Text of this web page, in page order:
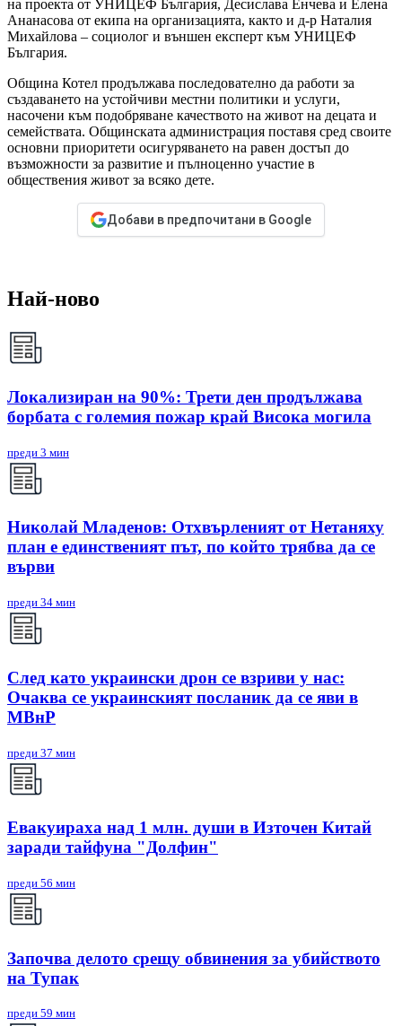
на проекта от УНИЦЕФ България, Десислава Енчева и Елена
Ананасова от екипа на организацията, както и д-р Наталия
Михайлова – социолог и външен експерт към УНИЦЕФ
България.
Община Котел продължава последователно да работи за
създаването на устойчиви местни политики и услуги,
насочени към подобряване качеството на живот на децата и
семействата. Общинската администрация поставя сред своите
основни приоритети осигуряването на равен достъп до
възможности за развитие и пълноценно участие в
обществения живот за всяко дете.
Добави в предпочитани в Google
Най-ново
Локализиран на 90%: Трети ден продължава
борбата с големия пожар край Висока могила
преди 3 мин
Николай Младенов: Отхвърленият от Нетаняху
план е единственият път, по който трябва да се
върви
преди 34 мин
След като украински дрон се взриви у нас:
Очаква се украинският посланик да се яви в
МВнР
преди 37 мин
Евакуираха над 1 млн. души в Източен Китай
заради тайфуна "Долфин"
преди 56 мин
Започва делото срещу обвинения за убийството
на Тупак
преди 59 мин